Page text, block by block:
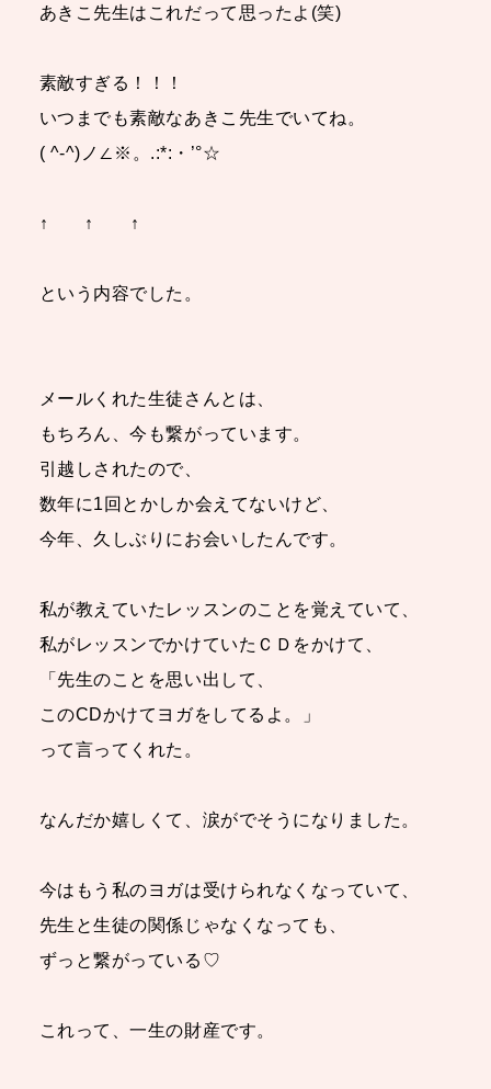
あきこ先生はこれだって思ったよ(笑)
素敵すぎる！！！
いつまでも素敵なあきこ先生でいてね。
( ^-^)ノ∠※。.:*:・’°☆
↑ ↑ ↑
という内容でした。
メールくれた生徒さんとは、
もちろん、今も繋がっています。
引越しされたので、
数年に1回とかしか会えてないけど、
今年、久しぶりにお会いしたんです。
私が教えていたレッスンのことを覚えていて、
私がレッスンでかけていたＣＤをかけて、
「先生のことを思い出して、
このCDかけてヨガをしてるよ。」
って言ってくれた。
なんだか嬉しくて、涙がでそうになりました。
今はもう私のヨガは受けられなくなっていて、
先生と生徒の関係じゃなくなっても、
ずっと繋がっている♡
これって、一生の財産です。